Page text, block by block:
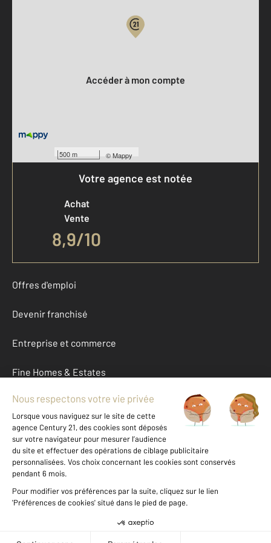
500 m ©Mappy
Accéder à mon compte
Votre agence est notée
Achat
Vente
8,9/10
Offres d'emploi
Devenir franchisé
Entreprise et commerce
Fine Homes & Estates
À propos
International
Nous contacter
Données personnelles